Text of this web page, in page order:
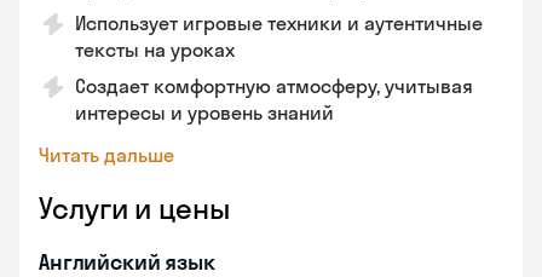
Использует игровые техники и аутентичные
тексты на уроках
Создает комфортную атмосферу, учитывая
интересы и уровень знаний
Читать дальше
Услуги и цены
Английский язык